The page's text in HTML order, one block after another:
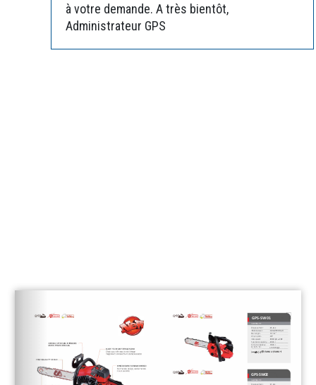
à votre demande. A très bientôt,
Administrateur GPS